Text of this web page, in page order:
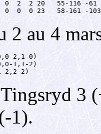
2  2 20   55-116 -61
0  0 23   58-161 -103
2 au 4
2,1-0)
1,1-2)
2,2-2)
3
1).